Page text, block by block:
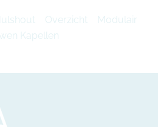
Overzicht
Modulair
Kapellen